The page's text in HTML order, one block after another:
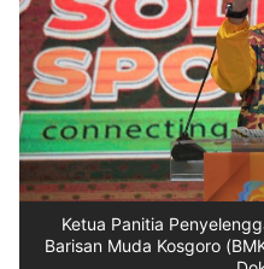
Insight
NTB
Suara
Time
Lens
IDN
Daily
Jogja
Jalan
Rakyat
Idealita
News
Kita
Notice
Dinamikapost.com
Radar
Baru
Seedbacklink
Follow
Kabarbaru
Ketua Panitia
Barisan Muda Kosgoro